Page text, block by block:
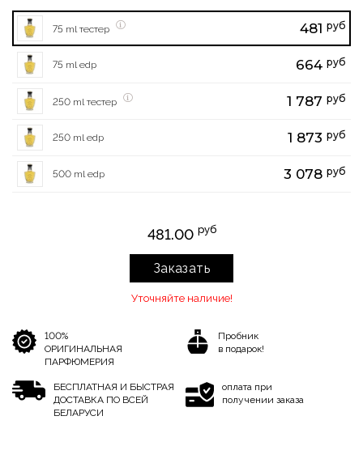
75 ml тестер 481 руб
75 ml edp 664 руб
250 ml тестер 1 787 руб
250 ml edp 1 873 руб
500 ml edp 3 078 руб
481.00 руб
Заказать
Уточняйте наличие!
100%
ОРИГИНАЛЬНАЯ
ПАРФЮМЕРИЯ
Пробник
в подарок!
БЕСПЛАТНАЯ И БЫСТРАЯ
ДОСТАВКА ПО ВСЕЙ
БЕЛАРУСИ
оплата при
получении заказа